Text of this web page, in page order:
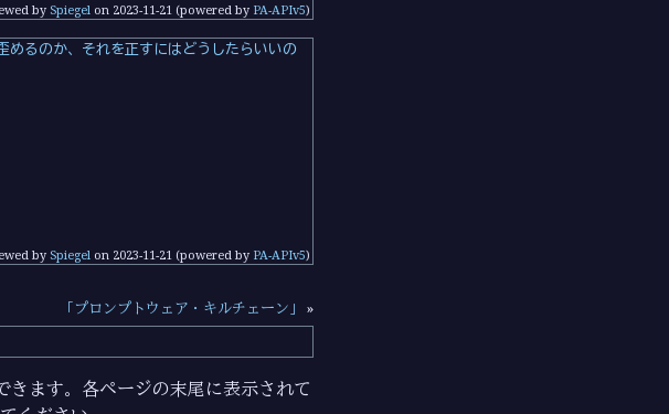
bySpiegel on 2023-11-21 (powered by PA-APIv5)
るのか、それを正すにはどうしたらいいの
bySpiegel on 2023-11-21 (powered by PA-APIv5)
「プロンプトウェア・キルチェーン」 »
ます。各ページの末尾に表示されて